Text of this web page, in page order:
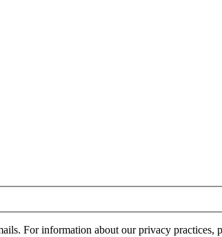
For information about our privacy practices,